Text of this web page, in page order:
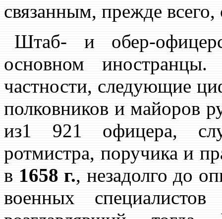
связанным, прежде
Штаб- и обер-
основном
частности, следующие
полковников и майоров
из1 921 офицера,
ротмистра, поручика и
в 1658 г., незадолго до
военных